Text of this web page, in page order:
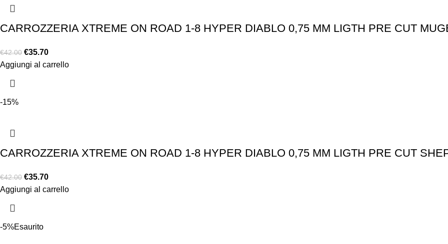
CARROZZERIA XTREME ON ROAD 1-8 HYPER DIABLO 0,75 MM LIGTH PRE CUT
€42.00 €35.70
Aggiungi al carrello
-15%
CARROZZERIA XTREME ON ROAD 1-8 HYPER DIABLO 0,75 MM LIGTH PRE CUT
€42.00 €35.70
Aggiungi al carrello
-5%Esaurito